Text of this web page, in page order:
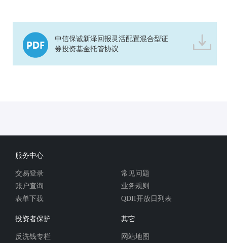
中信保诚新泽回报灵活配置混合型证
券投资基金托管协议
服务中心
交易登录
账户查询
表单下载
常见问题
业务规则
QDII开放日列表
投资者保护
反洗钱专栏
其它
网站地图